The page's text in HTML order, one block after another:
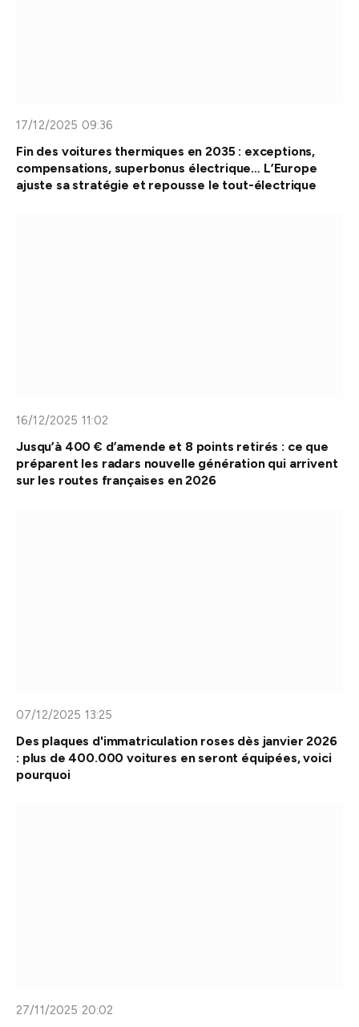
17/12/2025 09:36
Fin des voitures thermiques en 2035 : exceptions,
compensations, superbonus électrique… L’Europe
ajuste sa stratégie et repousse le tout-électrique
16/12/2025 11:02
Jusqu’à 400 € d’amende et 8 points retirés : ce que
préparent les radars nouvelle génération qui arrivent
sur les routes françaises en 2026
07/12/2025 13:25
Des plaques d'immatriculation roses dès janvier 2026
: plus de 400.000 voitures en seront équipées, voici
pourquoi
27/11/2025 20:02